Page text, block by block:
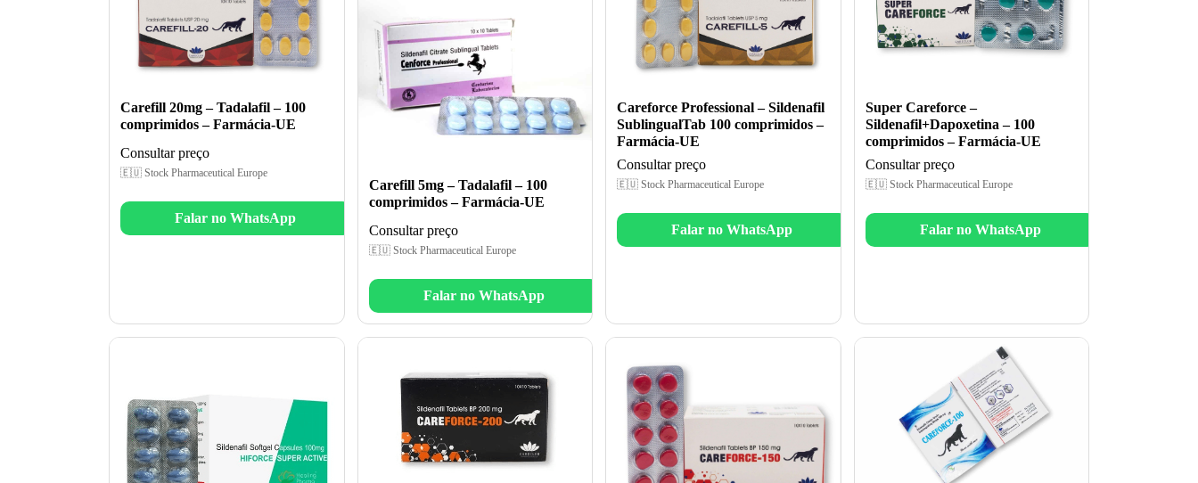
Carefill 20mg – Tadalafil – 100
comprimidos – Farmácia-UE
Consultar preço
🇪🇺 Stock Pharmaceutical Europe
Falar no WhatsApp
Carefill 5mg – Tadalafil – 100
comprimidos – Farmácia-UE
Consultar preço
🇪🇺 Stock Pharmaceutical Europe
Falar no WhatsApp
Careforce Professional – Sildenafil
SublingualTab 100 comprimidos –
Farmácia-UE
Consultar preço
🇪🇺 Stock Pharmaceutical Europe
Falar no WhatsApp
Super Careforce –
Sildenafil+Dapoxetina – 100
comprimidos – Farmácia-UE
Consultar preço
🇪🇺 Stock Pharmaceutical Europe
Falar no WhatsApp